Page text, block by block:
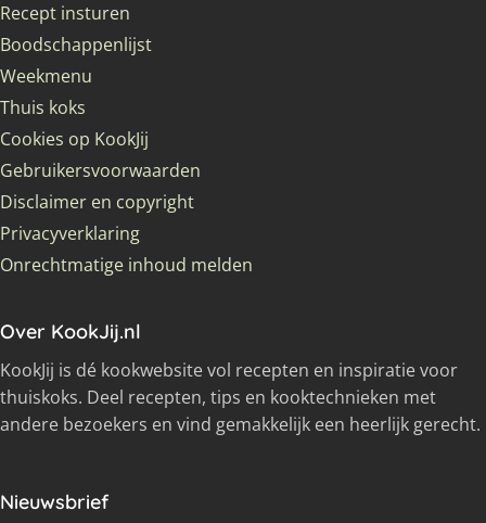
Recept insturen
Boodschappenlijst
Weekmenu
Thuis koks
Cookies op KookJij
Gebruikersvoorwaarden
Disclaimer en copyright
Privacyverklaring
Onrechtmatige inhoud melden
Over KookJij.nl
KookJij is dé kookwebsite vol recepten en inspiratie voor
thuiskoks. Deel recepten, tips en kooktechnieken met
andere bezoekers en vind gemakkelijk een heerlijk gerecht.
Nieuwsbrief